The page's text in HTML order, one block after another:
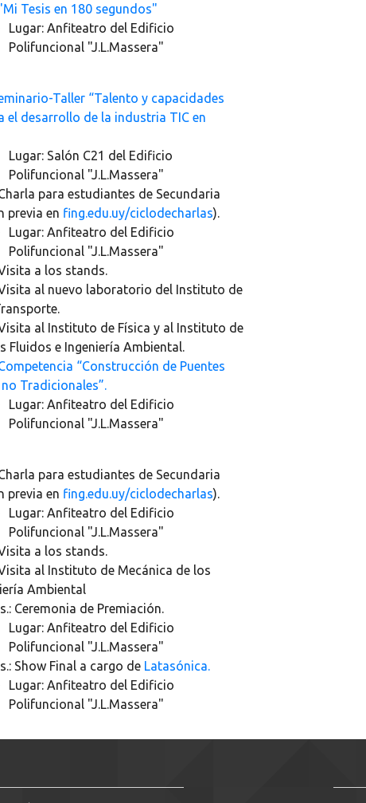
Tesis en 180 segundos"
Lugar: Anfiteatro del Edificio
Polifuncional "J.L.Massera"
Taller “Talento y capacidades
el desarrollo de la industria TIC en
Lugar: Salón C21 del Edificio
Polifuncional "J.L.Massera"
para estudiantes de Secundaria
previa en fing.edu.uy/ciclodecharlas).
Lugar: Anfiteatro del Edificio
Polifuncional "J.L.Massera"
a los stands.
al nuevo laboratorio del Instituto de
al Instituto de Física y al Instituto de
Fluidos e Ingeniería Ambiental.
“Construcción de Puentes
Tradicionales”.
Lugar: Anfiteatro del Edificio
Polifuncional "J.L.Massera"
para estudiantes de Secundaria
previa en fing.edu.uy/ciclodecharlas).
Lugar: Anfiteatro del Edificio
Polifuncional "J.L.Massera"
a los stands.
al Instituto de Mecánica de los
Ambiental
Ceremonia de Premiación.
Lugar: Anfiteatro del Edificio
Polifuncional "J.L.Massera"
Show Final a cargo de Latasónica.
Lugar: Anfiteatro del Edificio
Polifuncional "J.L.Massera"